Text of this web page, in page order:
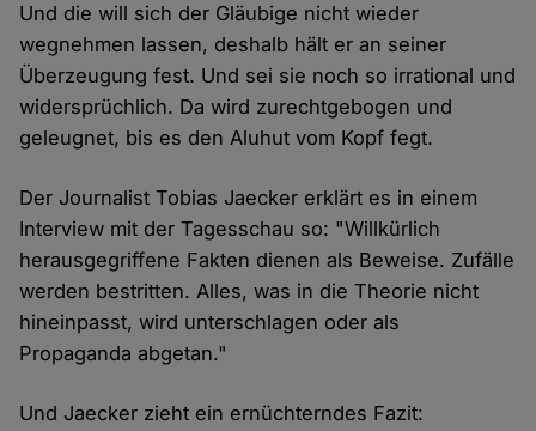
Und die will sich der Gläubige nicht wieder
wegnehmen lassen, deshalb hält er an seiner
Überzeugung fest. Und sei sie noch so irrational und
widersprüchlich. Da wird zurechtgebogen und
geleugnet, bis es den Aluhut vom Kopf fegt.
Der Journalist Tobias Jaecker erklärt es in einem
Interview mit der Tagesschau so: "Willkürlich
herausgegriffene Fakten dienen als Beweise. Zufälle
werden bestritten. Alles, was in die Theorie nicht
hineinpasst, wird unterschlagen oder als
Propaganda abgetan."
Und Jaecker zieht ein ernüchterndes Fazit: